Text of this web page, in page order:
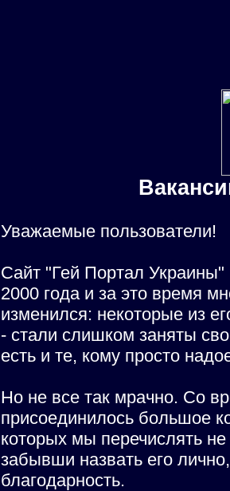
Уважаемые пользователи!
Сайт "Гей Портал Украины"
2000 года и за это время
изменился: некоторые из
- стали слишком заняты
есть и те, кому просто
Но не все так мрачно. Со
присоединилось большое
которых мы перечислять
забывши назвать его
благодарность.